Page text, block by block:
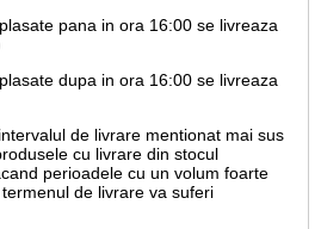
pana in ora 16:00 se livreaza
dupa in ora 16:00 se livreaza
de livrare mentionat mai sus
cu livrare din stocul
perioadele cu un volum foarte
de livrare va suferi